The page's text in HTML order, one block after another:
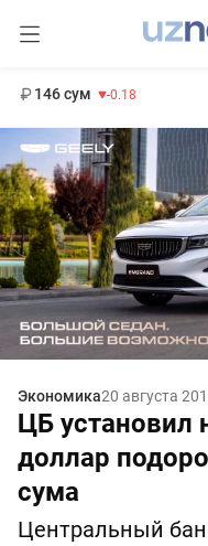
146 сум -0.18
Экономика20 августа
ЦБ установил
доллар
сума
Центральный